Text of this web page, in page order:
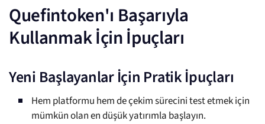
Quefintoken'ı Başarıyla
Kullanmak İçin İpuçları
Yeni Başlayanlar İçin Pratik İpuçları
Hem platformu hem de çekim sürecini test etmek için
mümkün olan en düşük yatırımla başlayın.